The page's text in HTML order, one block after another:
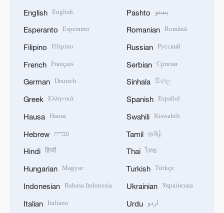
English English
Esperanto Esperanto
Filipino Filipino
French Français
German Deutsch
Greek Ελληνικά
Hausa Hausa
Hebrew עברית
Hindi हिन्दी
Hungarian Magyar
Indonesian Bahasa Indonesia
Italian Italiano
Pashto پښتو
Romanian Română
Russian Русский
Serbian Српски
Sinhala සිංහල
Spanish Español
Swahili Kiswahili
Tamil தமிழ்
Thai ไทย
Turkish Türkçe
Ukrainian Українська
Urdu اردو